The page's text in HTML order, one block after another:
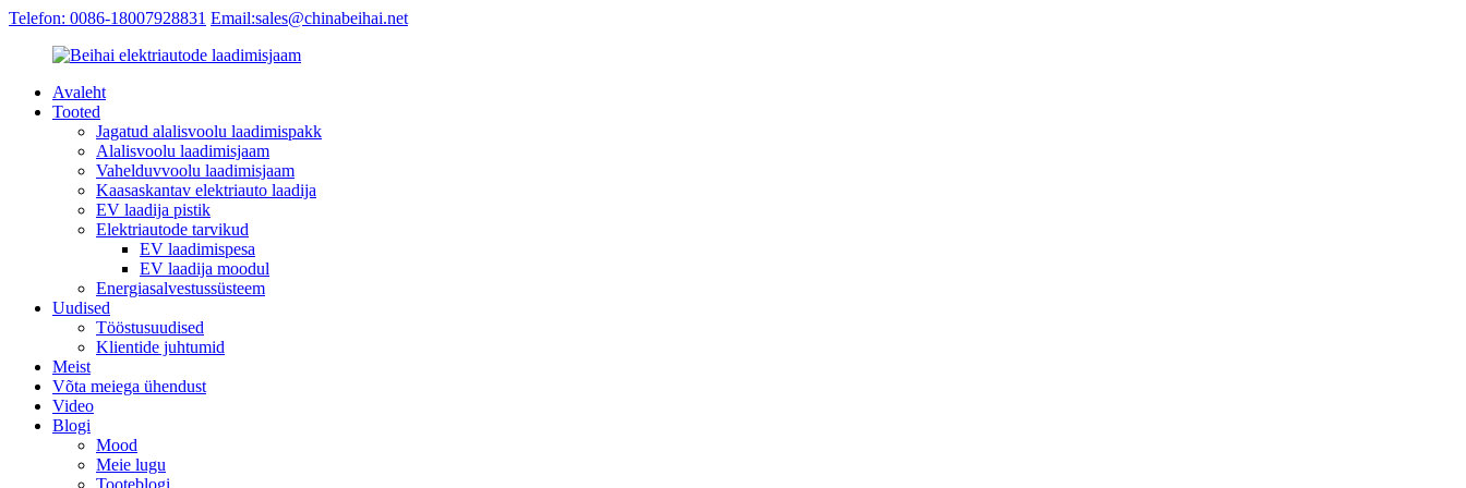
Telefon: 0086-18007928831 Email:sales@chinabeihai.net
Avaleht
Tooted
Jagatud alalisvoolu laadimispakk
Alalisvoolu laadimisjaam
Vahelduvvoolu laadimisjaam
Kaasaskantav elektriauto laadija
EV laadija pistik
Elektriautode tarvikud
EV laadimispesa
EV laadija moodul
Energiasalvestussüsteem
Uudised
Tööstusuudised
Klientide juhtumid
Meist
Võta meiega ühendust
Video
Blogi
Mood
Meie lugu
Tooteblogi